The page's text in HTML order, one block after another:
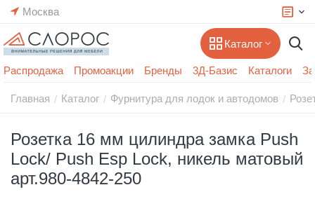
Москва
Каталог
Распродажа Промоакции Бренды 3Д-Базис Каталоги
Главная / Каталог / Фурнитура для лодок и автодомов /
Розетка 16 мм цилиндра замка Push
Lock/ Push Esp Lock, никель матовый
арт.980-4842-250